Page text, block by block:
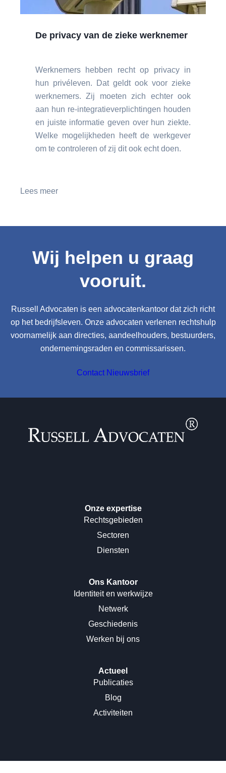
De privacy van de zieke werknemer
Werknemers hebben recht op privacy in
hun privéleven. Dat geldt ook voor zieke
werknemers. Zij moeten zich echter ook
aan hun re-integratieverplichtingen houden
en juiste informatie geven over hun ziekte.
Welke mogelijkheden heeft de werkgever
om te controleren of zij dit ook echt doen.
Lees meer
Wij helpen u graag
vooruit.
Russell Advocaten is een advocatenkantoor dat zich richt
op het bedrijfsleven. Onze advocaten verlenen rechtshulp
voornamelijk aan directies, aandeelhouders, bestuurders,
ondernemingsraden en commissarissen.
Contact Nieuwsbrief
Onze expertise
Rechtsgebieden
Sectoren
Diensten
Ons Kantoor
Identiteit en werkwijze
Netwerk
Geschiedenis
Werken bij ons
Actueel
Publicaties
Blog
Activiteiten